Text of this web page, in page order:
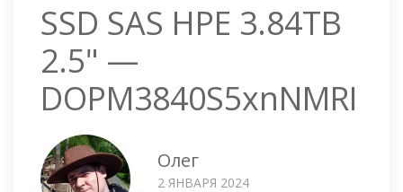
SSD SAS HPE 3.84TB
2.5" —
DOPM3840S5xnNMRI
Олег
2 ЯНВАРЯ 2024